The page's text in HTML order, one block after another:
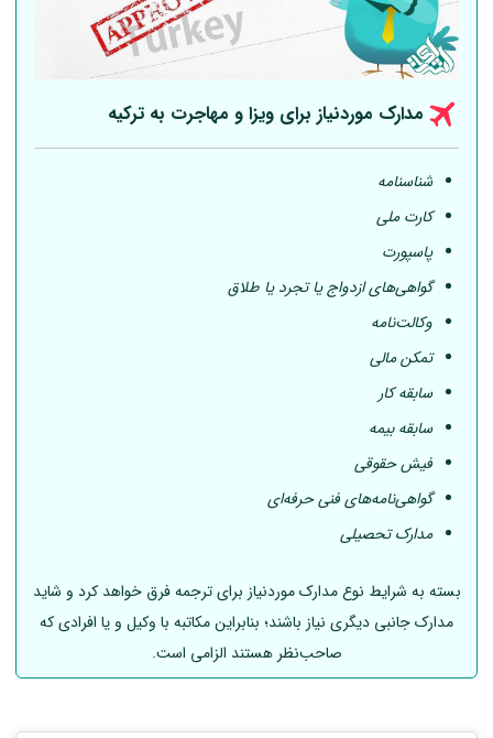
مدارک موردنیاز برای ویزا و مهاجرت به ترکیه
شناسنامه
کارت ملی
پاسپورت
گواهی‌های ازدواج یا تجرد یا طلاق
وکالت‌نامه
تمکن مالی
سابقه کار
سابقه بیمه
فیش حقوقی
گواهی‌نامه‌های فنی حرفه‌ای
مدارک تحصیلی
بسته به شرایط نوع مدارک موردنیاز برای ترجمه فرق خواهد کرد و شاید
مدارک جانبی دیگری نیاز باشند؛ بنابراین مکاتبه با وکیل و یا افرادی که
صاحب‌نظر هستند الزامی است.